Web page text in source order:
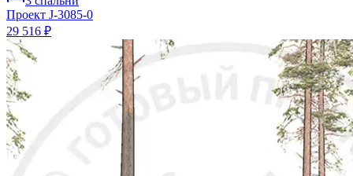
Проект J-3085-0
29 516 ₽